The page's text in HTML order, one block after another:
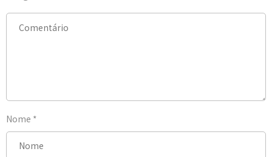
Nome *